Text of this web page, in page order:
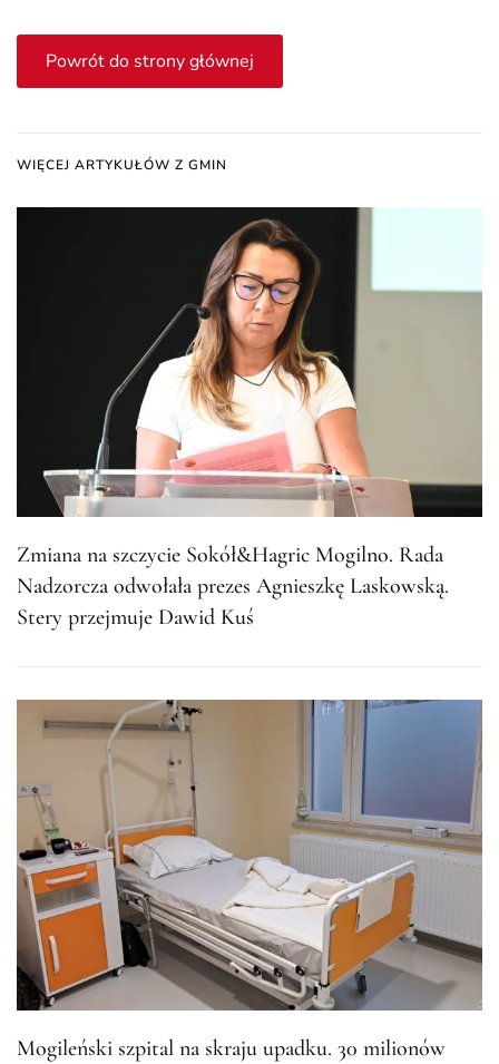
Powrót do strony głównej
WIĘCEJ ARTYKUŁÓW Z GMIN
Zmiana na szczycie Sokół&Hagric Mogilno. Rada
Nadzorcza odwołała prezes Agnieszkę Laskowską.
Stery przejmuje Dawid Kuś
Mogileński szpital na skraju upadku. 30 milionów